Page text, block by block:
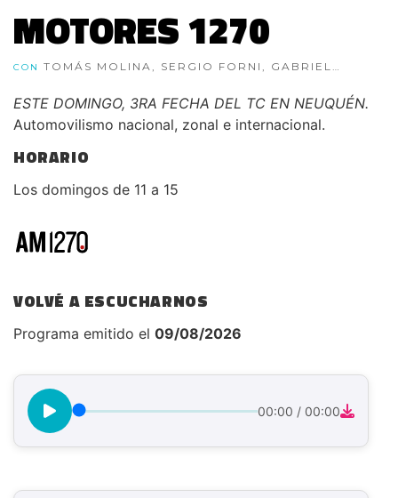
MOTORES 1270
CON TOMÁS MOLINA, SERGIO FORNI, GABRIEL
ESTE DOMINGO, 3RA FECHA DEL TC EN NEUQUÉN.
Automovilismo nacional, zonal e internacional.
HORARIO
Los domingos de 11 a 15
VOLVÉ A ESCUCHARNOS
Programa emitido el 09/08/2026
00:00 / 00:00